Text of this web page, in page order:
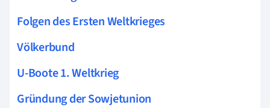
Folgen des Ersten Weltkrieges
Völkerbund
U-Boote 1. Weltkrieg
Gründung der Sowjetunion